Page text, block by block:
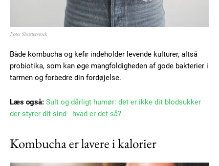
Foto: Shutterstock
Både kombucha og kefir indeholder levende kulturer, altså
probiotika, som kan øge mangfoldigheden af gode bakterier i
tarmen og forbedre din fordøjelse.
Læs også: Sult og dårligt humør: det er ikke dit blodsukker
der styrer dit sind - hvad er det så?
Kombucha er lavere i kalorier